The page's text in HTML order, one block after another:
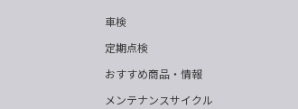
車検
定期点検
おすすめ商品・情報
メンテナンスサイクル